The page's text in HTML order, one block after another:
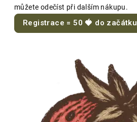
můžete odečíst při dalším nákupu.
Registrace = 50 🍓 do začátku